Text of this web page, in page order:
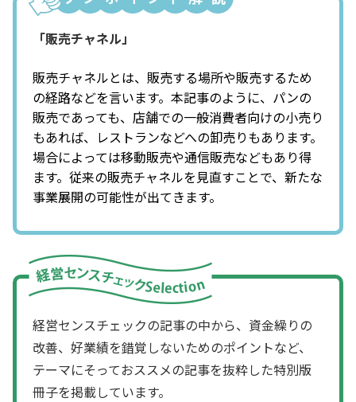
「販売チャネル」
販売チャネルとは、販売する場所や販売するため
の経路などを言います。本記事のように、パンの
販売であっても、店舗での一般消費者向けの小売り
もあれば、レストランなどへの卸売りもあります。
場合によっては移動販売や通信販売などもあり得
ます。従来の販売チャネルを見直すことで、新たな
事業展開の可能性が出てきます。
経営センスチェックの記事の中から、資金繰りの
改善、好業績を錯覚しないためのポイントなど、
テーマにそっておススメの記事を抜粋した特別版
冊子を掲載しています。